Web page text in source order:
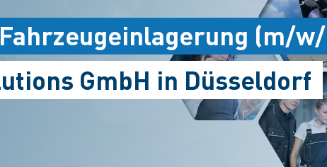
(m/
GmbH in Düsseldorf